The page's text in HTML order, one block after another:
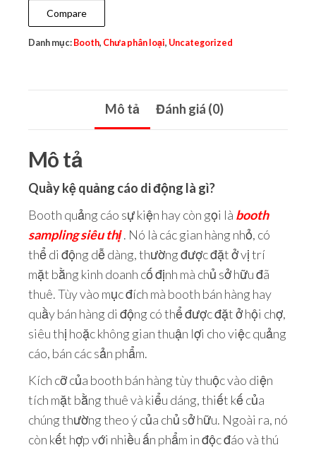
Compare
Danh mục: Booth, Chưa phân loại, Uncategorized
Mô tả Đánh giá (0)
Mô tả
Quầy kệ quảng cáo di động là gì?
Booth quảng cáo sự kiện hay còn gọi là booth
sampling siêu thị. Nó là các gian hàng nhỏ, có
thể di động dễ dàng, thường được đặt ở vị trí
mặt bằng kinh doanh cố định mà chủ sở hữu đã
thuê. Tùy vào mục đích mà booth bán hàng hay
quầy bán hàng di động có thể được đặt ở hội chợ,
siêu thị hoặc không gian thuận lợi cho việc quảng
cáo, bán các sản phẩm.
Kích cỡ của booth bán hàng tùy thuộc vào diện
tích mặt bằng thuê và kiểu dáng, thiết kế của
chúng thường theo ý của chủ sở hữu. Ngoài ra, nó
còn kết hợp với nhiều ấn phẩm in độc đáo và thú